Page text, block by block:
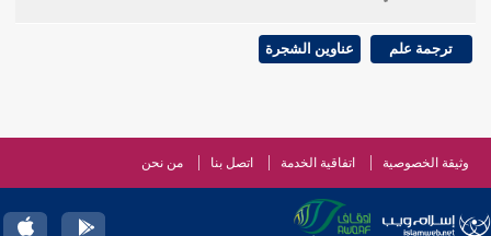
ترجمة علم عناوين الشجرة
وثيقة الخصوصية اتفاقية الخدمة اتصل بنا من نحن